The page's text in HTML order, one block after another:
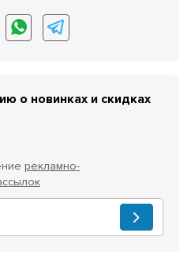
о новинках и скидках
рекламно-